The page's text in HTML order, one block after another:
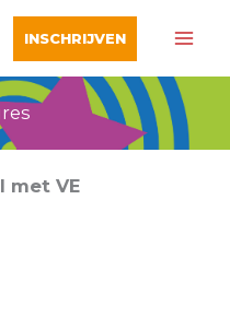
INSCHRIJVEN
met VE